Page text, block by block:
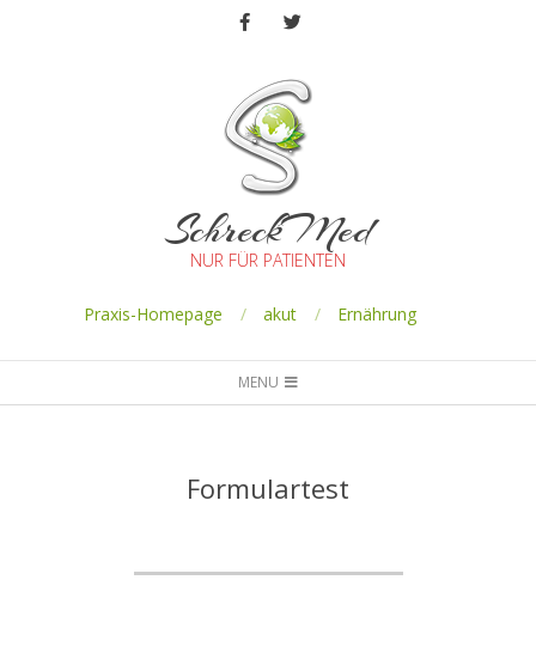
SchreckMed
NUR FÜR PATIENTEN
Praxis-Homepage akut Ernährung
MENU
Formulartest